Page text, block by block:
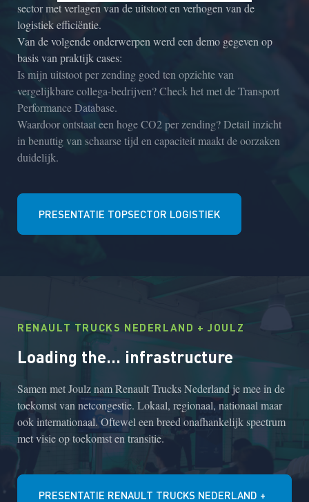
sector met verlagen van de uitstoot en verhogen van de
logistiek efficiëntie.
Van de volgende onderwerpen werd een demo gegeven op
basis van praktijk cases:
Is mijn uitstoot per zending goed ten opzichte van
vergelijkbare collega-bedrijven? Check het met de Transport
Performance Database.
Waardoor ontstaat een hoge CO2 per zending? Detail inzicht
in benuttig van schaarse tijd en capaciteit maakt de oorzaken
duidelijk.
PRESENTATIE TOPSECTOR LOGISTIEK
RENAULT TRUCKS NEDERLAND + JOULZ
Loading the... infrastructure
Samen met Joulz nam Renault Trucks Nederland je mee in de
toekomst van netcongestie. Lokaal, regionaal, nationaal maar
ook internationaal. Oftewel een breed onafhankelijk spectrum
met visie op toekomst en transitie.
PRESENTATIE RENAULT TRUCKS NEDERLAND +